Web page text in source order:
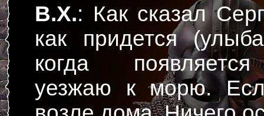
В.Х.: Как сказал
как придется
когда
уезжаю к морю.